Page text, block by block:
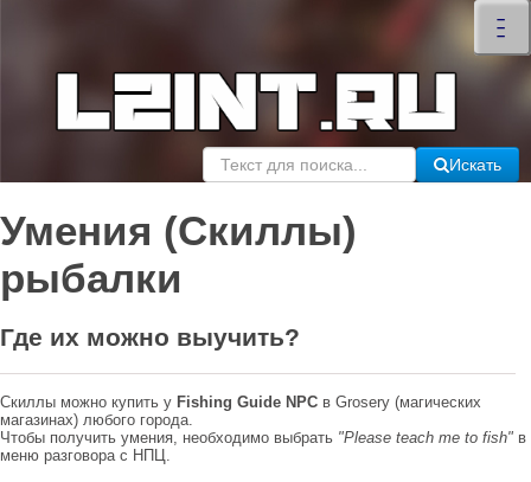
–
–
–
×
Искать
Умения (Скиллы)
рыбалки
Где их можно выучить?
Скиллы можно купить у Fishing Guide NPC в Grosery (магических
магазинах) любого города.
Чтобы получить умения, необходимо выбрать "Please teach me to fish" в
меню разговора с НПЦ.